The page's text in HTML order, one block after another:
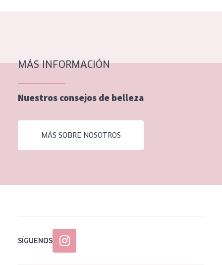
Piel normal y seca
Piel mixata o grasa
Piel madura
Piel expuesta al sol
Piel menopáusica
Todas las edades
MÁS INFORMACIÓN
Nuestros consejos de belleza
MÁS SOBRE NOSOTROS
SÍGUENOS